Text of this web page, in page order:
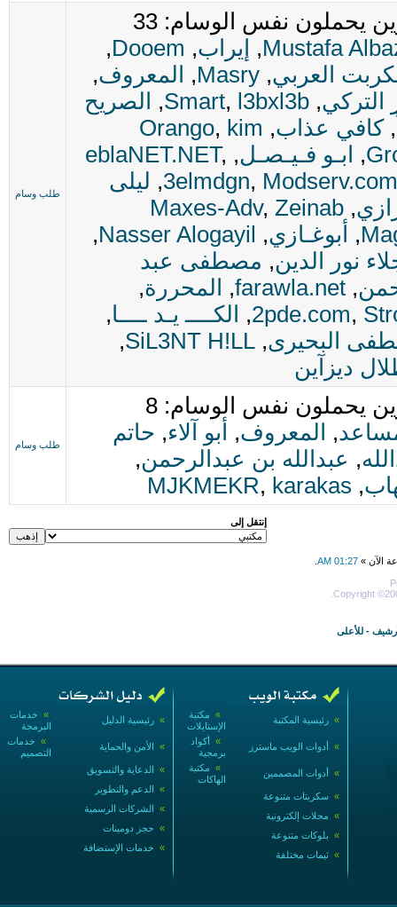
يحملون نفس الوسام: 33
Mustafa
, إيراب,
Dooem
,
العربي,
Masry
, المعروف,
التركي,
Smart, l3bxl3b
,
الصريح
,كافي عذاب,
Orango, kim
, ابـو فـيـصـل,
eblaNET.NET,
3elmdgn,
, ليلى
,
Maxes-Adv, Zeinab
, أبوغـازي,
Nasser Alogayil
,
نور الدين, مصطفى عبد
,
farawla.net
, المحررة,
2pde.com,
, الكــــ يـد ــــا,
البحيرى,
SiL3NT H!LL
,
ديزآين
طلب وسام
يحملون نفس الوسام: 8
, المعروف, أبو آلاء, حاتم
, عبدالله بن عبدالرحمن,
,
MJKMEKR, karakas
طلب وسام
إنتقل إلى
الآن » 01:27 AM
Copyright
- للأعلى
» خدمات
البرمجة
» رئيسية الدليل
» خدمات
التصميم
» الأمن والحماية
» الدعاية والتسويق
» الدعم والتطوير
» الشركات الرسمية
» حجز دومينات
» خدمات الإستضافة
» مكتبة
الإستايلات
» رئيسية المكتبة
» أكواد
برمجية
» أدوات الويب ماسترز
» مكتبة
الهاكات
» أدوات المصممين
» سكربتات متنوعة
» مجلات إلكترونية
» بلوكات متنوعة
» ثيمات مختلفة